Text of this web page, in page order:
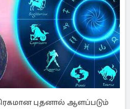
புதனால் ஆளப்படும்